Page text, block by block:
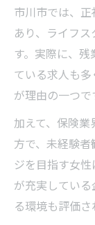
市川市では、
あり、ライフ
す。実際に、
ている求人も
が理由の一つで
加えて、保険
方で、未経験
ジを目指す女
が充実してい
る環境も評価さ